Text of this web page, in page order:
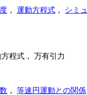
， 運動方程式 ，
シミ
程式， 万有引力
， 等速円運動との関係